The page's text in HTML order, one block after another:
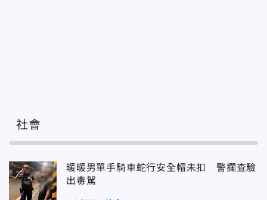
社會
暖暖男單手騎車蛇行安全帽未扣 警攔查驗
出毒駕